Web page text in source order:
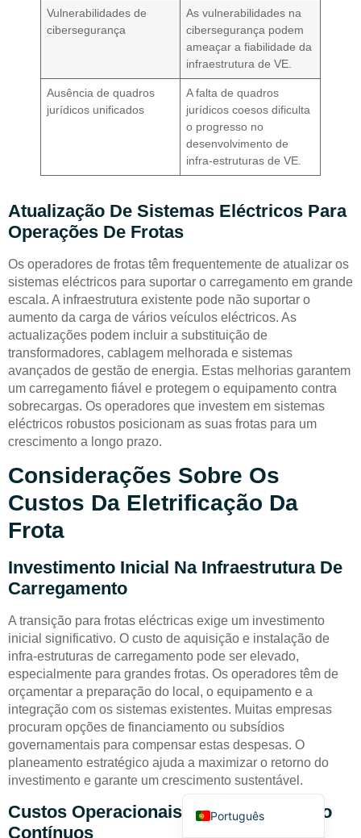
Vulnerabilidades de
cibersegurança
As vulnerabilidades na
cibersegurança podem
ameaçar a fiabilidade da
infraestrutura de VE.
Ausência de quadros
jurídicos unificados
A falta de quadros
jurídicos coesos dificulta
o progresso no
desenvolvimento de
infra-estruturas de VE.
Atualização De Sistemas Eléctricos Para
Operações De Frotas
Os operadores de frotas têm frequentemente de atualizar os
sistemas eléctricos para suportar o carregamento em grande
escala. A infraestrutura existente pode não suportar o
aumento da carga de vários veículos eléctricos. As
actualizações podem incluir a substituição de
transformadores, cablagem melhorada e sistemas
avançados de gestão de energia. Estas melhorias garantem
um carregamento fiável e protegem o equipamento contra
sobrecargas. Os operadores que investem em sistemas
eléctricos robustos posicionam as suas frotas para um
crescimento a longo prazo.
Considerações Sobre Os
Custos Da Eletrificação Da
Frota
Investimento Inicial Na Infraestrutura De
Carregamento
A transição para frotas eléctricas exige um investimento
inicial significativo. O custo de aquisição e instalação de
infra-estruturas de carregamento pode ser elevado,
especialmente para grandes frotas. Os operadores têm de
orçamentar a preparação do local, o equipamento e a
integração com os sistemas existentes. Muitas empresas
procuram opções de financiamento ou subsídios
governamentais para compensar estas despesas. O
planeamento estratégico ajuda a maximizar o retorno do
investimento e garante um crescimento sustentável.
Custos Operacionais E De Manutenção
Contínuos
Português
English
Español
Русский
Français
العربية
Türkçe
Bahasa Indonesia